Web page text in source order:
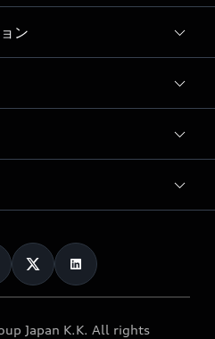
ン
Japan K.K. All rights